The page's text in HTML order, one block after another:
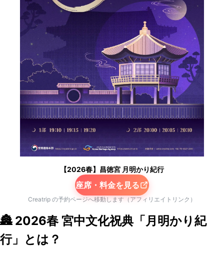
【2026春】昌徳宮 月明かり紀行
座席・料金を見る
Creatrip の予約ページへ移動します（アフィリエイトリンク）
🏯 2026春 宮中文化祝典「月明かり紀
行」とは？